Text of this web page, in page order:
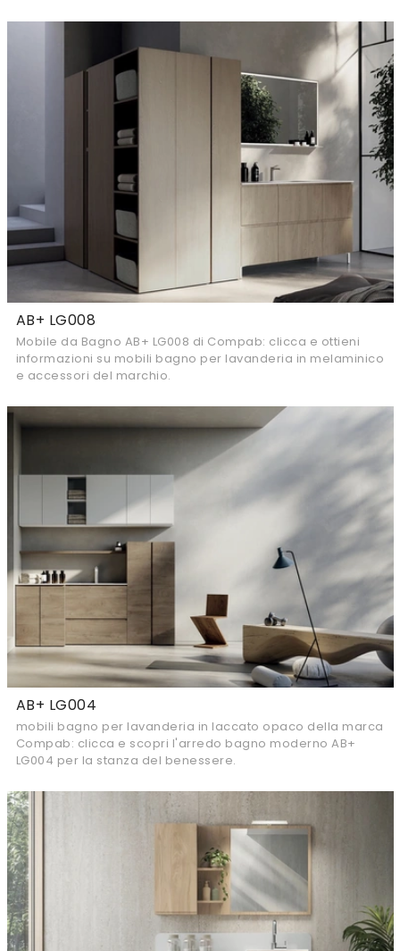
AB+ LG008
Mobile da Bagno AB+ LG008 di Compab: clicca e ottieni
informazioni su mobili bagno per lavanderia in melaminico
e accessori del marchio.
AB+ LG004
mobili bagno per lavanderia in laccato opaco della marca
Compab: clicca e scopri l'arredo bagno moderno AB+
LG004 per la stanza del benessere.